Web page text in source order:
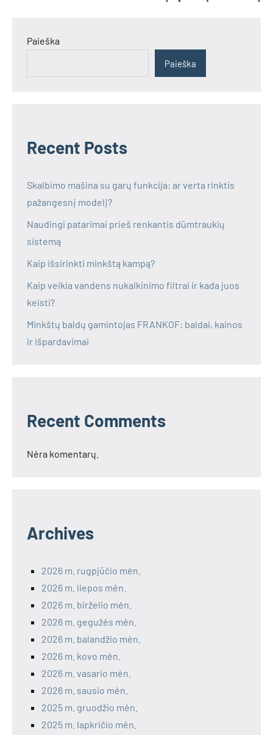
Paieška
Paieška
Recent Posts
Skalbimo mašina su garų funkcija: ar verta rinktis
pažangesnį modelį?
Naudingi patarimai prieš renkantis dūmtraukių
sistemą
Kaip išsirinkti minkštą kampą?
Kaip veikia vandens nukalkinimo filtrai ir kada juos
keisti?
Minkštų baldų gamintojas FRANKOF: baldai, kainos
ir išpardavimai
Recent Comments
Nėra komentarų.
Archives
2026 m. rugpjūčio mėn.
2026 m. liepos mėn.
2026 m. birželio mėn.
2026 m. gegužės mėn.
2026 m. balandžio mėn.
2026 m. kovo mėn.
2026 m. vasario mėn.
2026 m. sausio mėn.
2025 m. gruodžio mėn.
2025 m. lapkričio mėn.